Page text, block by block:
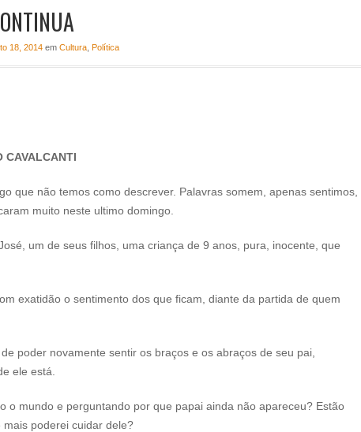
18, 2014em Cultura, Política
CAVALCANTI
que não temos como descrever. Palavras somem, apenas sentimos,
muito neste ultimo domingo.
um de seus filhos, uma criança de 9 anos, pura, inocente, que
exatidão o sentimento dos que ficam, diante da partida de quem
poder novamente sentir os braços e os abraços de seu pai,
ele está.
o mundo e perguntando por que papai ainda não apareceu? Estão
poderei cuidar dele?